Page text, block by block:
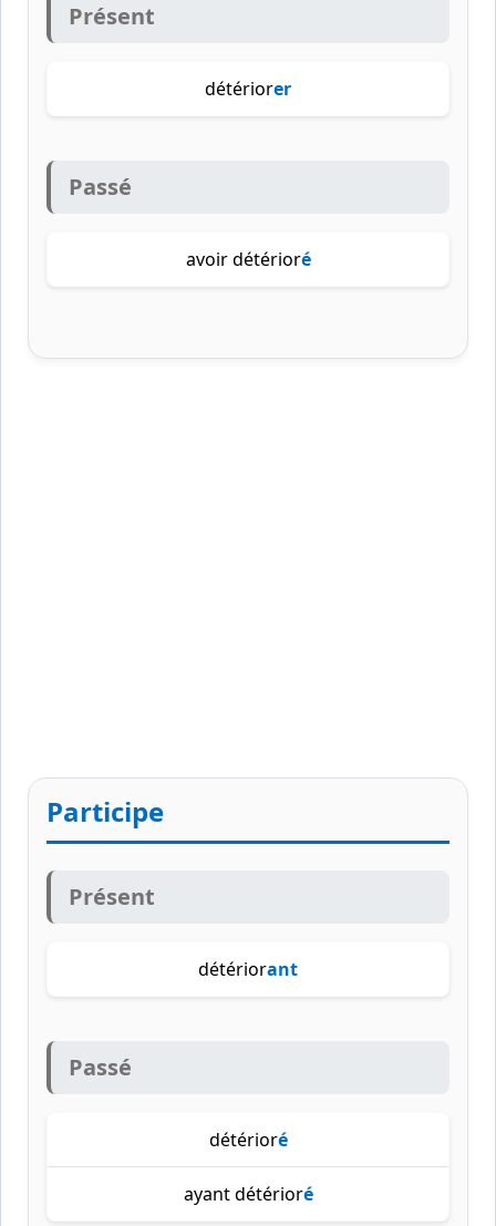
Présent
détériorer
Passé
avoir détérioré
Participe
Présent
détériorant
Passé
détérioré
ayant détérioré